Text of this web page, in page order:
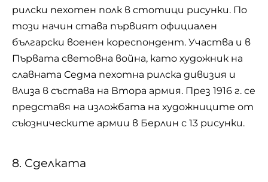
рилски пехотен полк в стотици рисунки. По
този начин става първият официален
български военен кореспондент. Участва и в
Първата световна война, като художник на
славната Седма пехотна рилска дивизия и
влиза в състава на Втора армия. През 1916 г. се
представя на изложбата на художниците от
съюзническите армии в Берлин с 13 рисунки.
8. Сделката